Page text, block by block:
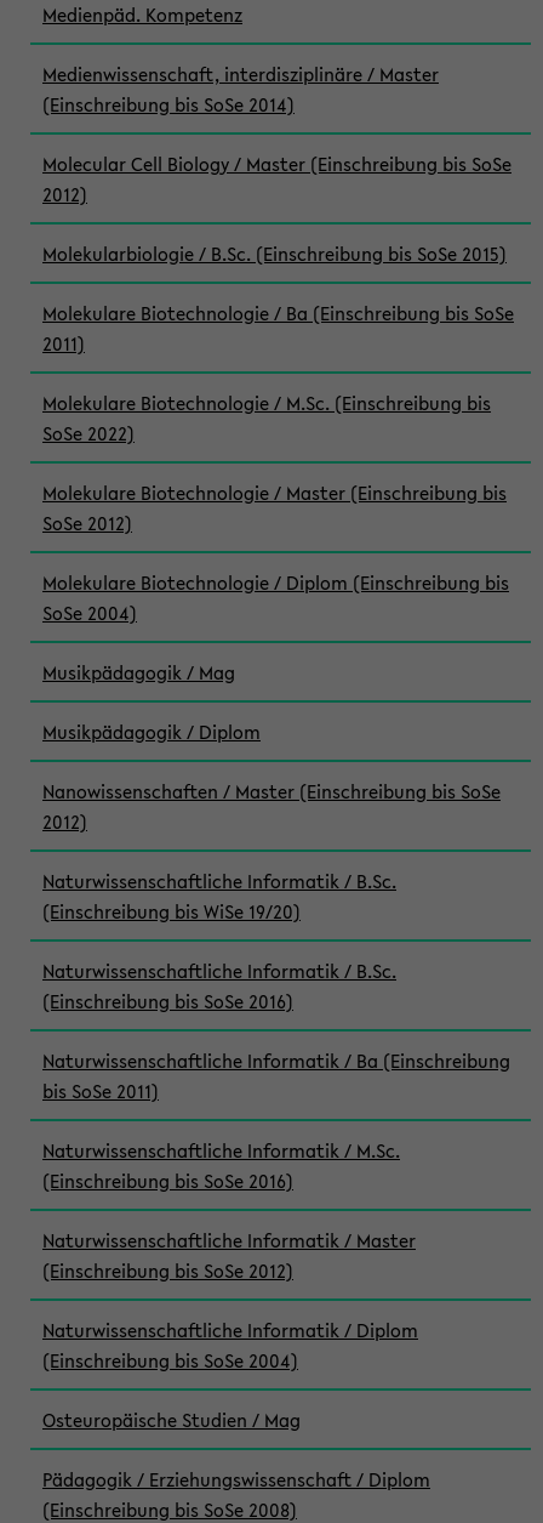
Medienpäd. Kompetenz
Medienwissenschaft, interdisziplinäre / Master
(Einschreibung bis SoSe 2014)
Molecular Cell Biology / Master (Einschreibung bis SoSe
2012)
Molekularbiologie / B.Sc. (Einschreibung bis SoSe 2015)
Molekulare Biotechnologie / Ba (Einschreibung bis SoSe
2011)
Molekulare Biotechnologie / M.Sc. (Einschreibung bis
SoSe 2022)
Molekulare Biotechnologie / Master (Einschreibung bis
SoSe 2012)
Molekulare Biotechnologie / Diplom (Einschreibung bis
SoSe 2004)
Musikpädagogik / Mag
Musikpädagogik / Diplom
Nanowissenschaften / Master (Einschreibung bis SoSe
2012)
Naturwissenschaftliche Informatik / B.Sc.
(Einschreibung bis WiSe 19/20)
Naturwissenschaftliche Informatik / B.Sc.
(Einschreibung bis SoSe 2016)
Naturwissenschaftliche Informatik / Ba (Einschreibung
bis SoSe 2011)
Naturwissenschaftliche Informatik / M.Sc.
(Einschreibung bis SoSe 2016)
Naturwissenschaftliche Informatik / Master
(Einschreibung bis SoSe 2012)
Naturwissenschaftliche Informatik / Diplom
(Einschreibung bis SoSe 2004)
Osteuropäische Studien / Mag
Pädagogik / Erziehungswissenschaft / Diplom
(Einschreibung bis SoSe 2008)